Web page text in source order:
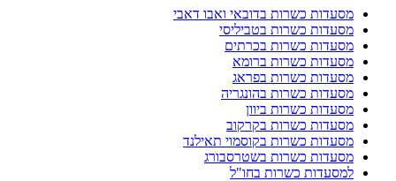
מסעדות כשרות בדובאי ואבו דאבי
מסעדות כשרות בטביליסי
מסעדות כשרות בכרתים
מסעדות כשרות ברומא
מסעדות כשרות בפראג
מסעדות כשרות בהונגריה
מסעדות כשרות ביוון
מסעדות כשרות בקרקוב
מסעדות כשרות בקוסמוי תאילנד
מסעדות כשרות בשטרסבורג
למסעדות כשרות בחו"ל